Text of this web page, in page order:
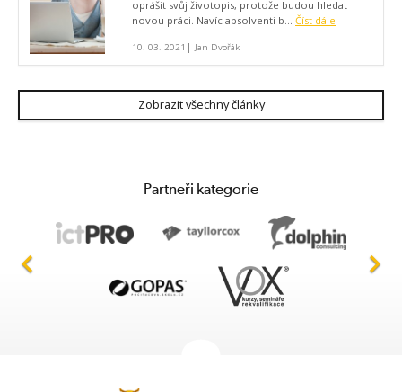
oprášit svůj životopis, protože budou hledat
novou práci. Navíc absolventi b... Číst dále
10. 03. 2021 | Jan Dvořák
Zobrazit všechny články
Partneři kategorie